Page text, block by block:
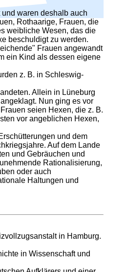
waren deshalb auch
Rothaarige, Frauen, die
weibliche Wesen, das die
beschuldigt zu werden.
Frauen angewandt
ein Kind als dessen eigene
z. B. in Schleswig-
Allein in Lüneburg
Nun ging es vor
seien Hexen, die z. B.
vor angeblichen Hexen,
und dem
Auf dem Lande
und Gebräuchen und
Rationalisierung,
oder auch
Haltungen und
in Hamburg.
in Wissenschaft und